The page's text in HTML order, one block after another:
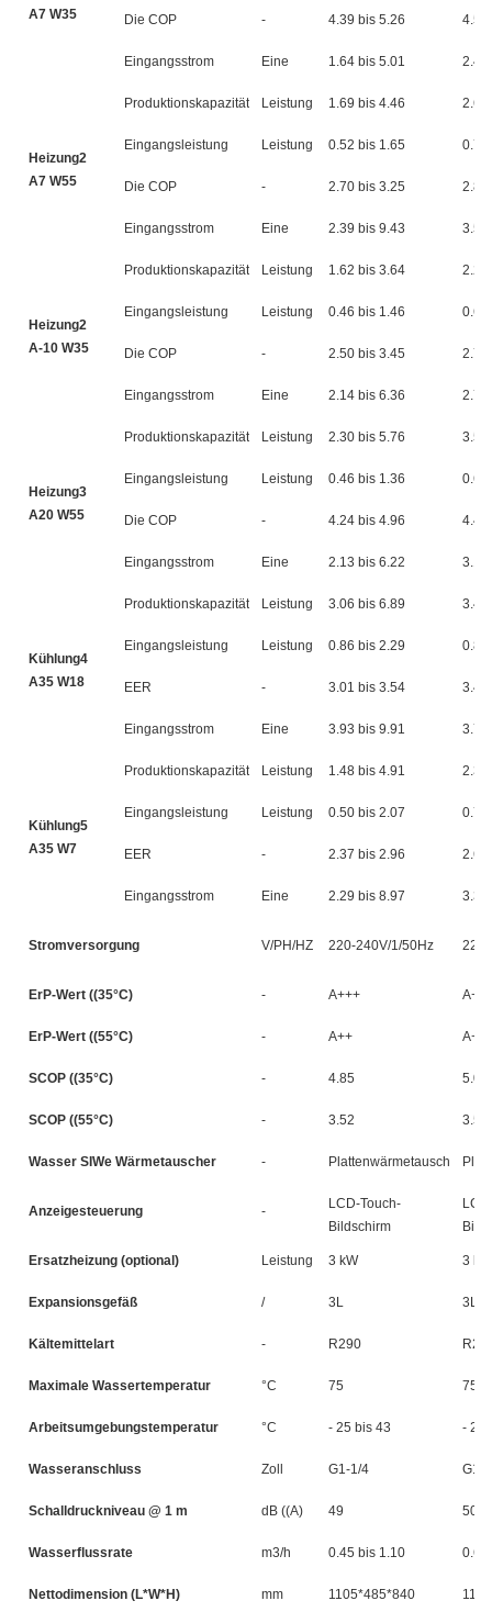
A7 W35
Die COP - 4.39 bis 5.26 4.59
Eingangsstrom Eine 1.64 bis 5.01 2.41
Heizung2
A7 W55
Produktionskapazität Leistung 1.69 bis 4.46 2.64
Eingangsleistung Leistung 0.52 bis 1.65 0.77
Die COP - 2.70 bis 3.25 2.89
Eingangsstrom Eine 2.39 bis 9.43 3.54
Heizung2
A-10 W35
Produktionskapazität Leistung 1.62 bis 3.64 2.21
Eingangsleistung Leistung 0.46 bis 1.46 0.60
Die COP - 2.50 bis 3.45 2.70
Eingangsstrom Eine 2.14 bis 6.36 2.77
Heizung3
A20 W55
Produktionskapazität Leistung 2.30 bis 5.76 3.51
Eingangsleistung Leistung 0.46 bis 1.36 0.68
Die COP - 4.24 bis 4.96 4.41
Eingangsstrom Eine 2.13 bis 6.22 3.12
Kühlung4
A35 W18
Produktionskapazität Leistung 3.06 bis 6.89 3.40
Eingangsleistung Leistung 0.86 bis 2.29 0.83
EER - 3.01 bis 3.54 3.47
Eingangsstrom Eine 3.93 bis 9.91 3.79
Kühlung5
A35 W7
Produktionskapazität Leistung 1.48 bis 4.91 2.30
Eingangsleistung Leistung 0.50 bis 2.07 0.73
EER - 2.37 bis 2.96 2.65
Eingangsstrom Eine 2.29 bis 8.97 3.36
Stromversorgung V/PH/HZ 220-240V/1/50Hz
ErP-Wert ((35°C) - A+++
ErP-Wert ((55°C) - A++ A++
SCOP ((35°C) - 4.85 5.07
SCOP ((55°C) - 3.52 3.51
Wasser SIWe Wärmetauscher - Plattenwärmetauscher
Anzeigesteuerung -
LCD-Touch-
Bildschirm
Ersatzheizung (optional) Leistung 3 kW 3 kW
Expansionsgefäß / 3L 3L
Kältemittelart - R290
Maximale Wassertemperatur °C 75 75
Arbeitsumgebungstemperatur °C - 25 bis 43 - 25
Wasseranschluss Zoll G1-1/4 G1-
Schalldruckniveau @ 1 m dB ((A) 49 50
Wasserflussrate m3/h 0.45 bis 1.10 0.60
Nettodimension (L*W*H) mm 1105*485*840